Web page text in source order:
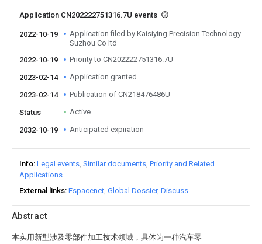
Abstract
本实用新型涉及零部件加工技术领域，具体为一种汽车零
Application CN202222751316.7U events
2022-10-19
Application filed by Kaisiying Precision Technology
Suzhou Co ltd
2022-10-19
Priority to CN202222751316.7U
2023-02-14 Application granted
2023-02-14 Publication of CN218476486U
Status Active
2032-10-19 Anticipated expiration
Info Legal events Similar documents Priority and Related
Applications
External links Espacenet Global Dossier Discuss